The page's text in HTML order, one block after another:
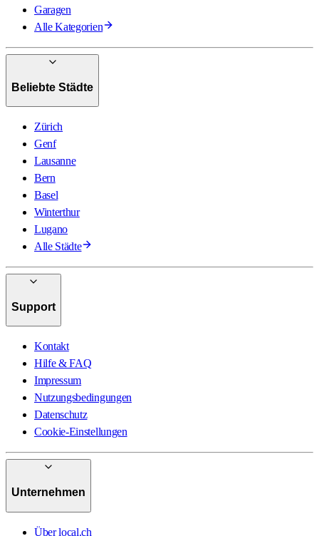
Garagen
Alle Kategorien
Beliebte Städte
Zürich
Genf
Lausanne
Bern
Basel
Winterthur
Lugano
Alle Städte
Support
Kontakt
Hilfe & FAQ
Impressum
Nutzungsbedingungen
Datenschutz
Cookie-Einstellungen
Unternehmen
Über local.ch